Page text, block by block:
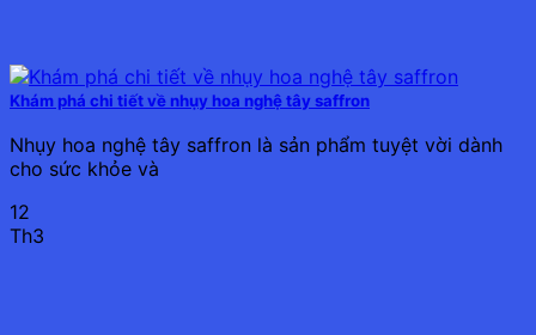
Khám phá chi tiết về nhụy hoa nghệ tây saffron
Nhụy hoa nghệ tây saffron là sản phẩm tuyệt vời dành
cho sức khỏe và
12
Th3